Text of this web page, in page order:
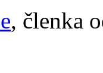
, členka